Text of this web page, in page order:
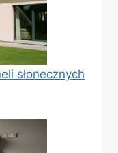
słonecznych